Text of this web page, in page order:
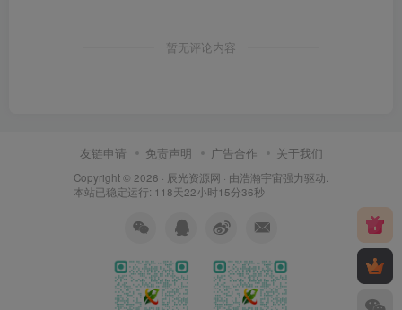
暂无评论内容
友链申请 免责声明 广告合作 关于我们
Copyright © 2026 · 辰光资源网 · 由浩瀚宇宙强力驱动.
本站已稳定运行: 118天22小时15分36秒